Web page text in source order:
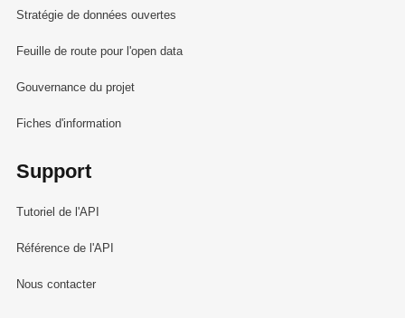
Stratégie de données ouvertes
Feuille de route pour l'open data
Gouvernance du projet
Fiches d'information
Support
Tutoriel de l'API
Référence de l'API
Nous contacter